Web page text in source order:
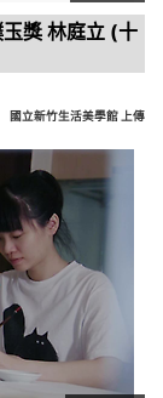
獎 林庭立 (十
國立新竹生活美學館 上傳